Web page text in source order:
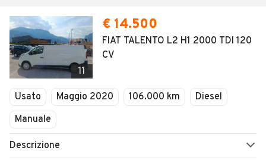
11
€ 14.500
FIAT TALENTO L2 H1 2000 TDI 120
CV
Usato Maggio 2020 106.000 km
Diesel
Manuale
Descrizione